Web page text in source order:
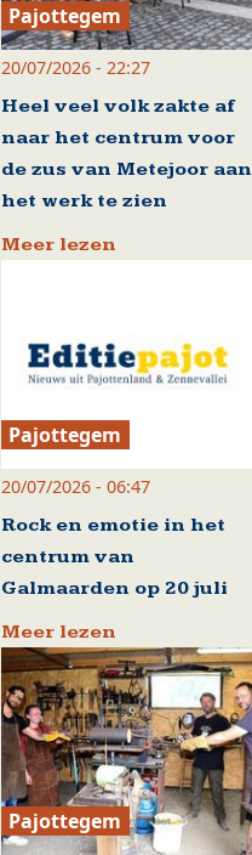
Pajottegem
20/07/2026 - 22:27
Heel veel volk zakte af
naar het centrum voor
de zus van Metejoor aan
het werk te zien
Meer lezen
Pajottegem
20/07/2026 - 06:47
Rock en emotie in het
centrum van
Galmaarden op 20 juli
Meer lezen
Pajottegem